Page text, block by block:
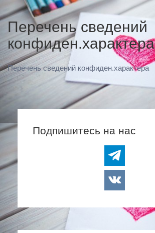
Перечень сведений
конфиден.характера
Перечень сведений конфиден.характера
Подпишитесь на нас
telegram
vkontakte